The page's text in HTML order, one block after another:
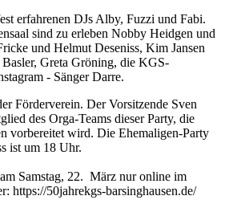
erfahrenen DJs Alby, Fuzzi und Fabi.
sind zu erleben Nobby Heidgen und
und Helmut Deseniss, Kim Jansen
Greta Gröning, die KGS-
- Sänger Darre.
Förderverein. Der Vorsitzende Sven
des Orga-Teams dieser Party, die
vorbereitet wird. Die Ehemaligen-Party
ist um 18 Uhr.
Samstag, 22. März nur online im
https://50jahrekgs-barsinghausen.de/